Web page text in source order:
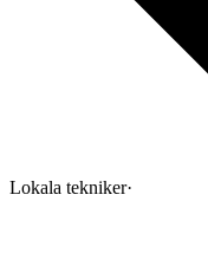
Lokala tekniker·